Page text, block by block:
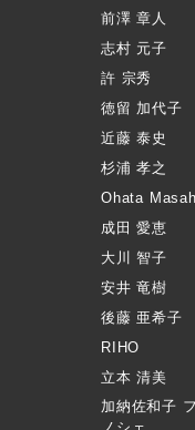
前澤 章人
志村 元子
許 宗秀
徳留 加代子
近藤 泰史
杉浦 孝之
Ohata
成田 愛恵
大川 智子
安井 竜樹
後藤 亜希子
RIHO
立本 清美
加納佐和子